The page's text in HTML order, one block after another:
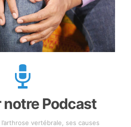
notre Podcast
vertébrale, ses causes